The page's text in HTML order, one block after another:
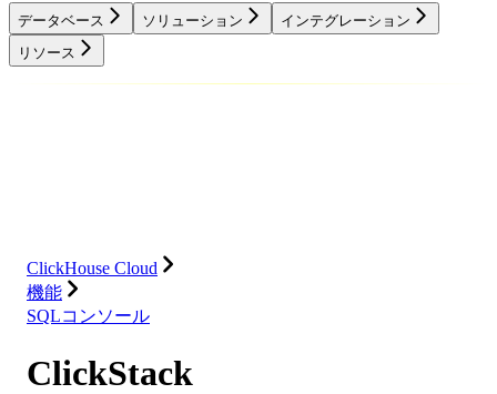
データベース ソリューション
インテグレーション
リソース
ClickHouse Cloud
機能
SQLコンソール
ClickStack